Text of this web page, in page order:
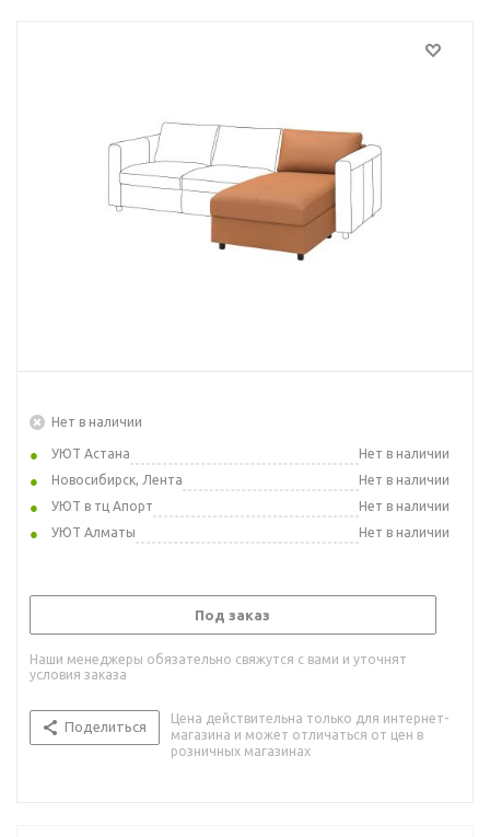
Нет в наличии
УЮТ Астана
Нет в наличии
Новосибирск, Лента
Нет в наличии
УЮТ в тц Апорт
Нет в наличии
УЮТ Алматы
Нет в наличии
Под заказ
Наши менеджеры обязательно свяжутся с вами и уточнят
условия заказа
Поделиться
Цена действительна только для интернет-
магазина и может отличаться от цен в
розничных магазинах